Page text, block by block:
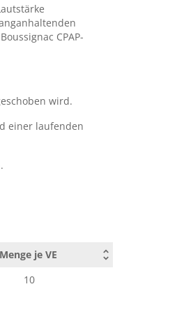
CPAP-
wird.
einer laufenden
Menge je VE
10